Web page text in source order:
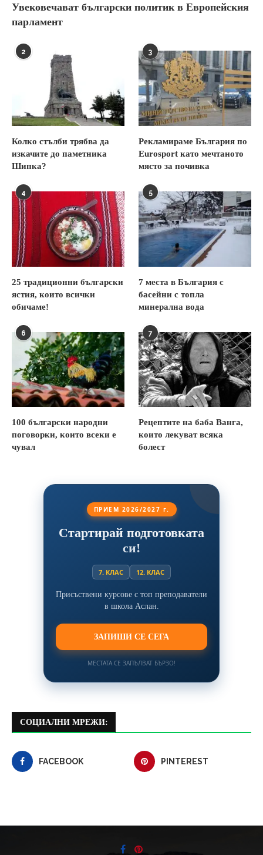
Увековечават български политик в Европейския
парламент
2
Колко стълби трябва да
изкачите до паметника
Шипка?
3
Рекламираме България по
Eurosport като мечтаното
място за почивка
4
25 традиционни български
ястия, които всички
обичаме!
5
7 места в България с
басейни с топла
минерална вода
6
100 български народни
поговорки, които всеки е
чувал
7
Рецептите на баба Ванга,
които лекуват всяка
болест
ПРИЕМ 2026/2027 г.
Стартирай подготовката
си!
7. КЛАС 12. КЛАС
Присъствени курсове с топ преподаватели
в школа Аслан.
ЗАПИШИ СЕ СЕГА
МЕСТАТА СЕ ЗАПЪЛВАТ БЪРЗО!
СОЦИАЛНИ МРЕЖИ:
FACEBOOK PINTEREST